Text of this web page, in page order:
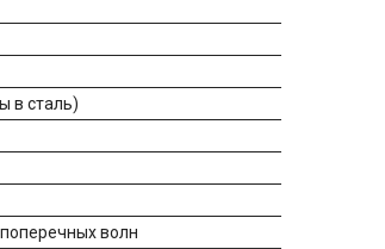
в сталь)
волн